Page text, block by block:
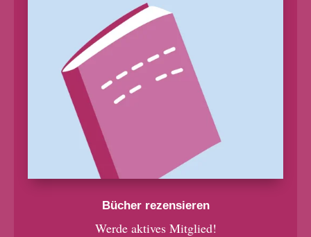
Bücher rezensieren
Werde aktives Mitglied!